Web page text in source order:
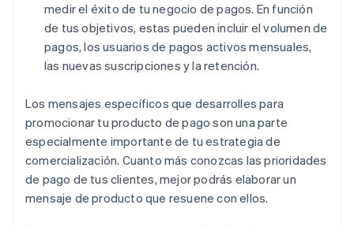
medir el éxito de tu negocio de pagos. En función
de tus objetivos, estas pueden incluir el volumen de
pagos, los usuarios de pagos activos mensuales,
las nuevas suscripciones y la retención.
Los mensajes específicos que desarrolles para
promocionar tu producto de pago son una parte
especialmente importante de tu estrategia de
comercialización. Cuanto más conozcas las prioridades
de pago de tus clientes, mejor podrás elaborar un
mensaje de producto que resuene con ellos.